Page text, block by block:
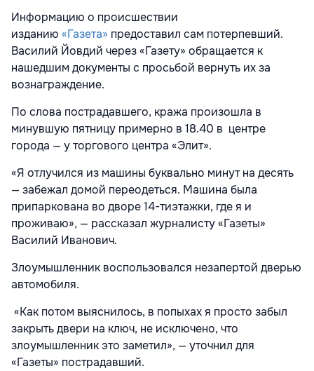
Информацию о происшествии
изданию «Газета» предоставил сам потерпевший.
Василий Йовдий через «Газету» обращается к
нашедшим документы с просьбой вернуть их за
вознаграждение.
По слова пострадавшего, кража произошла в
минувшую пятницу примерно в 18.40 в центре
города — у торгового центра «Элит».
«Я отлучился из машины буквально минут на десять
— забежал домой переодеться. Машина была
припаркована во дворе 14-тиэтажки, где я и
проживаю», — рассказал журналисту «Газеты»
Василий Иванович.
Злоумышленник воспользовался незапертой дверью
автомобиля.
«Как потом выяснилось, в попыхах я просто забыл
закрыть двери на ключ, не исключено, что
злоумышленник это заметил», — уточнил для
«Газеты» пострадавший.